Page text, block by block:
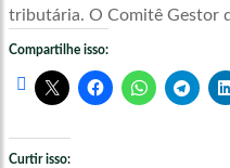
tributária. O Comitê Gestor
Compartilhe isso:
Curtir isso: